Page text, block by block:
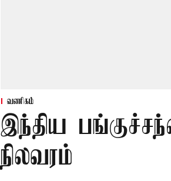
வணிகம்
இந்திய
நிலவரம்